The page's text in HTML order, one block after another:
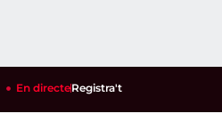
de la garrofa i l'ametlla de
En directeRegistra't